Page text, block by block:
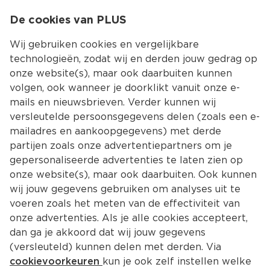
Kies jouw
6 manieren om je eten minder
pittig te maken
Uitgeschoten met de sambal of toch iets te veel
De cookies van PLUS
Wij gebruiken cookies en vergelijkbare
technologieën, zodat wij en derden jouw gedrag op
onze website(s), maar ook daarbuiten kunnen
volgen, ook wanneer je doorklikt vanuit onze e-
mails en nieuwsbrieven. Verder kunnen wij
versleutelde persoonsgegevens delen (zoals een e-
mailadres en aankoopgegevens) met derde
partijen zoals onze advertentiepartners om je
gepersonaliseerde advertenties te laten zien op
onze website(s), maar ook daarbuiten. Ook kunnen
wij jouw gegevens gebruiken om analyses uit te
voeren zoals het meten van de effectiviteit van
onze advertenties. Als je alle cookies accepteert,
dan ga je akkoord dat wij jouw gegevens
(versleuteld) kunnen delen met derden. Via
cookievoorkeuren kun je ook zelf instellen welke